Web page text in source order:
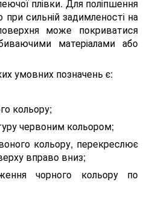
плівки. Для поліпшення
при сильній задимленості на
може покриватися
матеріалами або
умовних позначень є:
кольору;
червоним кольором;
кольору, перекреслює
вправо вниз;
чорного кольору по